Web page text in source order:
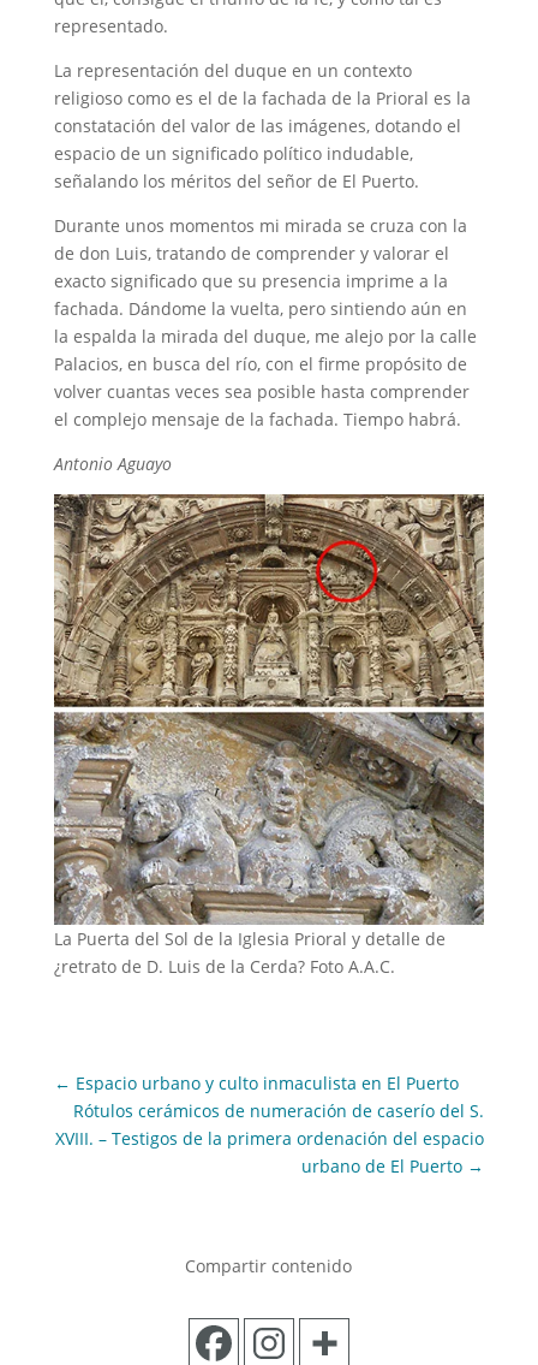
representado.
La representación del duque en un contexto
religioso como es el de la fachada de la Prioral es la
constatación del valor de las imágenes, dotando el
espacio de un significado político indudable,
señalando los méritos del señor de El Puerto.
Durante unos momentos mi mirada se cruza con la
de don Luis, tratando de comprender y valorar el
exacto significado que su presencia imprime a la
fachada. Dándome la vuelta, pero sintiendo aún en
la espalda la mirada del duque, me alejo por la calle
Palacios, en busca del río, con el firme propósito de
volver cuantas veces sea posible hasta comprender
el complejo mensaje de la fachada. Tiempo habrá.
Antonio Aguayo
La Puerta del Sol de la Iglesia Prioral y detalle de
¿retrato de D. Luis de la Cerda? Foto A.A.C.
← Espacio urbano y culto inmaculista en El Puerto
Rótulos cerámicos de numeración de caserío del S.
XVIII. – Testigos de la primera ordenación del espacio
urbano de El Puerto →
Compartir contenido